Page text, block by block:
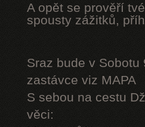
A opět se prověří
spousty zážitků,
Sraz bude v
zastávce viz MAPA
S sebou na cestu
věci: